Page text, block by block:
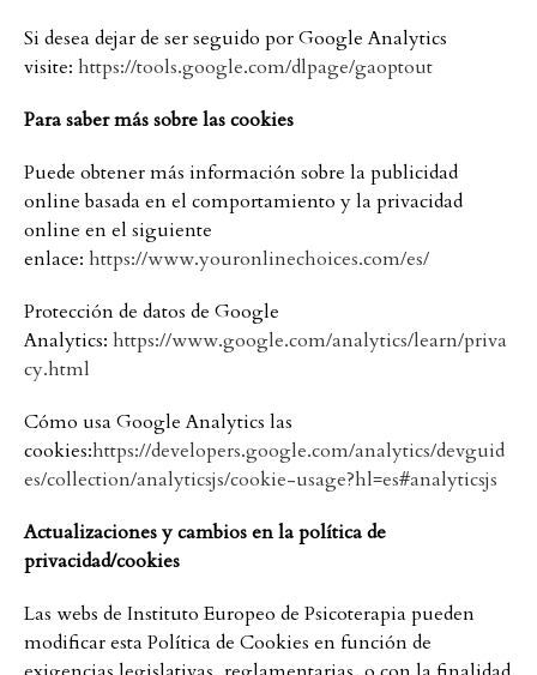
Si desea dejar de ser seguido por Google Analytics
visite: https://tools.google.com/dlpage/gaoptout
Para saber más sobre las cookies
Puede obtener más información sobre la publicidad
online basada en el comportamiento y la privacidad
online en el siguiente
enlace: https://www.youronlinechoices.com/es/
Protección de datos de Google
Analytics: https://www.google.com/analytics/learn/priva
cy.html
Cómo usa Google Analytics las
cookies:https://developers.google.com/analytics/devguid
es/collection/analyticsjs/cookie-usage?hl=es#analyticsjs
Actualizaciones y cambios en la política de
privacidad/cookies
Las webs de Instituto Europeo de Psicoterapia pueden
modificar esta Política de Cookies en función de